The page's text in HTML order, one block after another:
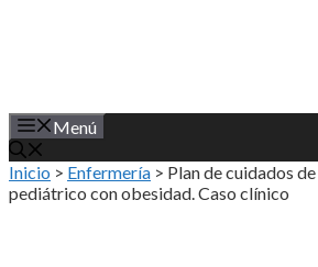
Menú
Inicio > Enfermería > Plan de cuidados
pediátrico con obesidad. Caso clínico